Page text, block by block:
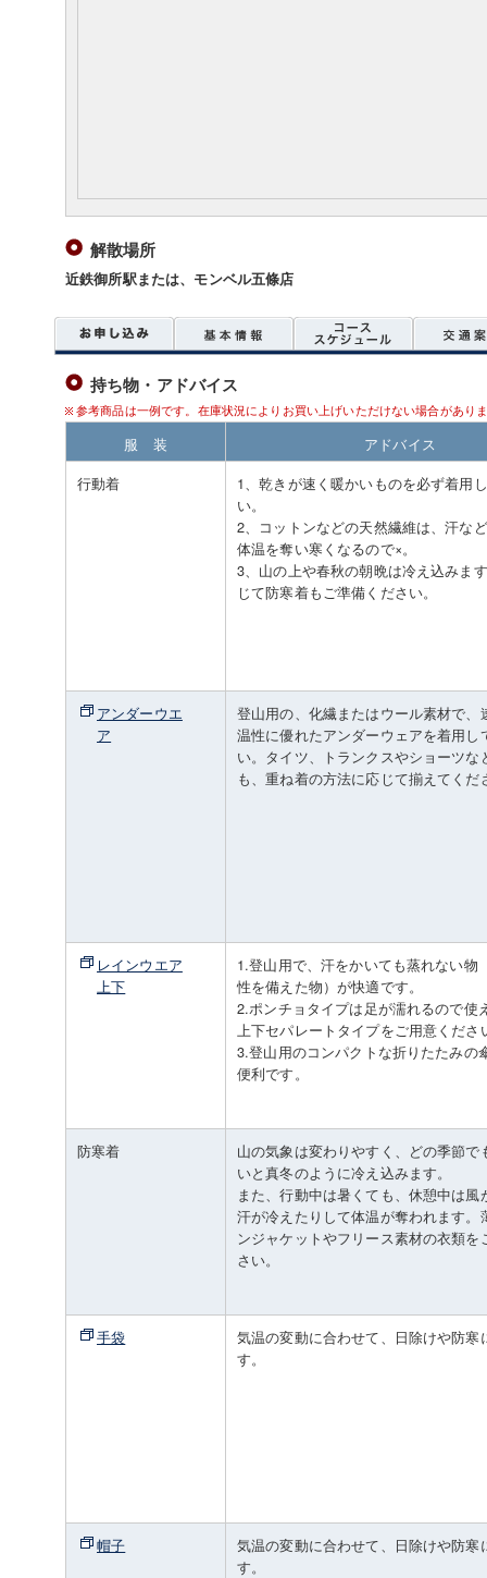
解散場所
近鉄御所駅または、モンベル五條店
持ち物・アドバイス
参考商品は一例です。在庫状況によりお買い上げいただけない場合があり
服 装
アドバイス
行動着
1、乾きが速く暖かいものを必ず着用
い。
2、コットンなどの天然繊維は、汗な
体温を奪い寒くなるので×。
3、山の上や春秋の朝晩は冷え込みま
じて防寒着もご準備ください。
アンダーウエ
ア
登山用の、化繊またはウール素材で、
温性に優れたアンダーウェアを着用し
い。タイツ、トランクスやショーツな
も、重ね着の方法に応じて揃えてくだ
レインウエア
上下
1.登山用で、汗をかいても蒸れない物
性を備えた物）が快適です。
2.ポンチョタイプは足が濡れるので使
上下セパレートタイプをご用意くださ
3.登山用のコンパクトな折りたたみの
便利です。
防寒着
山の気象は変わりやすく、どの季節で
いと真冬のように冷え込みます。
また、行動中は暑くても、休憩中は風
汗が冷えたりして体温が奪われます。
ンジャケットやフリース素材の衣類を
さい。
手袋
気温の変動に合わせて、日除けや防寒
す。
帽子
気温の変動に合わせて、日除けや防寒
す。